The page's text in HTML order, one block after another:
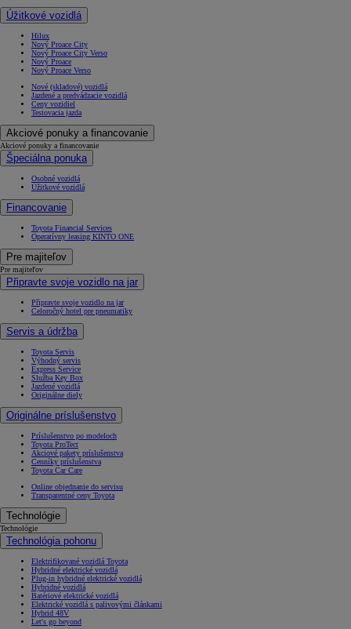
Úžitkové vozidlá
Hilux
Nový Proace City
Nový Proace City Verso
Nový Proace
Nový Proace Verso
Nové (skladové) vozidlá
Jazdené a predvádzacie vozidlá
Ceny vozidiel
Testovacia jazda
Akciové ponuky a financovanie
Akciové ponuky a financovanie
Špeciálna ponuka
Osobné vozidlá
Úžitkové vozidlá
Financovanie
Toyota Financial Services
Operatívny leasing KINTO ONE
Pre majiteľov
Pre majiteľov
Připravte svoje vozidlo na jar
Připravte svoje vozidlo na jar
Celoročný hotel pre pneumatiky
Servis a údržba
Toyota Servis
Výhodný servis
Express Service
Služba Key Box
Jazdené vozidlá
Originálne diely
Originálne príslušenstvo
Príslušenstvo po modeloch
Toyota ProTect
Akciové pakety príslušenstva
Cenníky príslušenstva
Toyota Car Care
Online objednanie do servisu
Transparentné ceny Toyota
Technológie
Technológie
Technológia pohonu
Elektrifikované vozidlá Toyota
Hybridné elektrické vozidlá
Plug-in hybridné elektrické vozidlá
Hybridné vozidlá
Batériové elektrické vozidlá
Elektrické vozidlá s palivovými článkami
Hybrid 48V
Let's go beyond